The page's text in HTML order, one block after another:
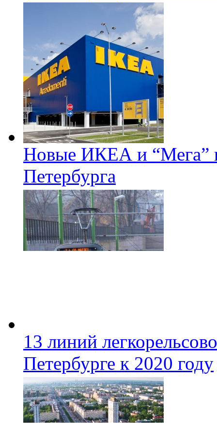
Новые ИКЕА и “Мега”
Петербурга
13 линий
Петербурге к 2020 году